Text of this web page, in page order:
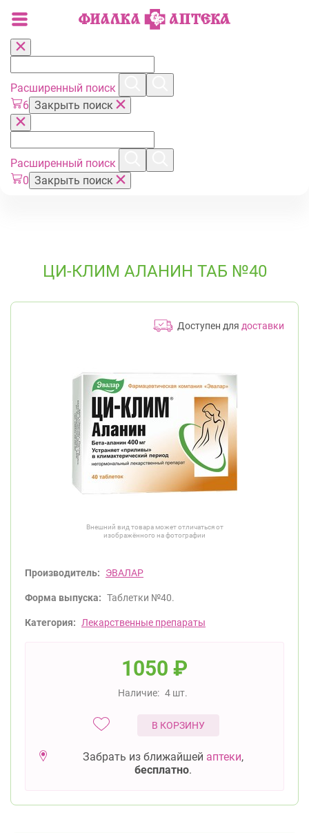
Расширенный поиск
6 Закрыть поиск
Расширенный поиск
0 Закрыть поиск
ЦИ-КЛИМ АЛАНИН ТАБ №40
Доступен для доставки
Внешний вид товара может отличаться от
изображённого на фотографии
Производитель: ЭВАЛАР
Форма выпуска: Таблетки №40.
Категория: Лекарственные препараты
1050 ₽
Наличие: 4 шт.
В КОРЗИНУ
Забрать из ближайшей аптеки,
бесплатно.